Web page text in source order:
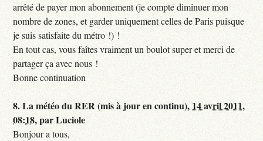
arrêté de payer mon abonnement (je compte diminuer mon
nombre de zones, et garder uniquement celles de Paris puisque
je suis satisfaite du métro !) !
En tout cas, vous faîtes vraiment un boulot super et merci de
partager ça avec nous !
Bonne continuation
8.La météo du RER (mis à jour en continu), 14 avril 2011,
08:18,parLuciole
Bonjour a tous,